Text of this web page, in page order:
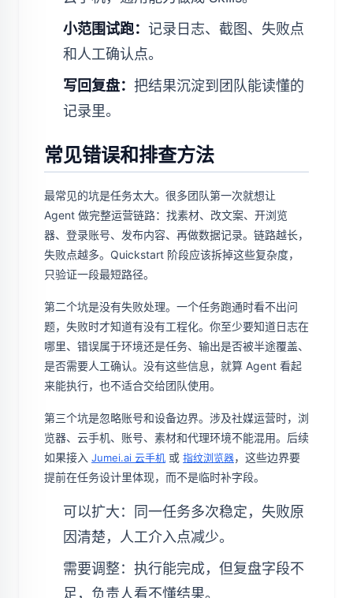
小范围试跑： 记录日志、截图、失败点
和人工确认点。
写回复盘： 把结果沉淀到团队能读懂的
记录里。
常见错误和排查方法
最常见的坑是任务太大。很多团队第一次就想让
Agent 做完整运营链路：找素材、改文案、开浏览
器、登录账号、发布内容、再做数据记录。链路越长，
失败点越多。Quickstart 阶段应该拆掉这些复杂度，
只验证一段最短路径。
第二个坑是没有失败处理。一个任务跑通时看不出问
题，失败时才知道有没有工程化。你至少要知道日志在
哪里、错误属于环境还是任务、输出是否被半途覆盖、
是否需要人工确认。没有这些信息，就算 Agent 看起
来能执行，也不适合交给团队使用。
第三个坑是忽略账号和设备边界。涉及社媒运营时，浏
览器、云手机、账号、素材和代理环境不能混用。后续
如果接入 Jumei.ai 云手机 或 指纹浏览器，这些边界要
提前在任务设计里体现，而不是临时补字段。
可以扩大：同一任务多次稳定，失败原
因清楚，人工介入点减少。
需要调整：执行能完成，但复盘字段不
足，负责人看不懂结果。